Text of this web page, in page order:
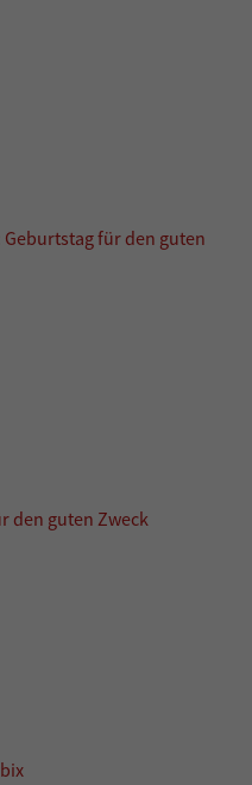
Geburtstag für den guten
den guten Zweck